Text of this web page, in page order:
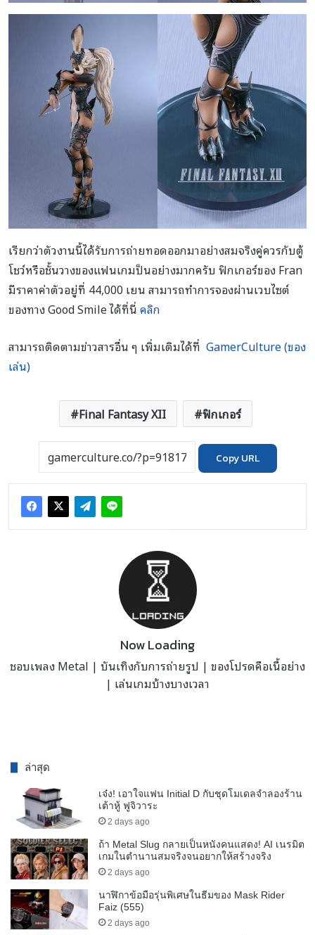
เรียกว่าตัวงานนี้ได้รับการถ่ายทอดออกมาอย่างสมจริงคู่ควรกับตู้
โชว์หรือชั้นวางของแฟนเกมป็นอย่างมากครับ ฟิกเกอร์ของ Fran
มีราคาค่าตัวอยู่ที่ 44,000 เยน สามารถทำการจองผ่านเวบไซต์
ของทาง Good Smile ได้ที่นี่คลิก
สามารถติดตามข่าวสารอื่น ๆ เพิ่มเติมได้ที่ GamerCulture (ของ
เล่น)
Final Fantasy XII ฟิกเกอร์
Copy URL
Now Loading
ชอบเพลง Metal | บันเทิงกับการถ่ายรูป | ของโปรดคือเนื้อย่าง
| เล่นเกมบ้างบางเวลา
ล่าสุด
เจ๋ง! เอาใจแฟน Initial D กับชุดโมเดลจำลองร้าน
เต้าหู้ ฟูจิวาระ
2 days ago
ถ้า Metal Slug กลายเป็นหนังคนแสดง! AI เนรมิต
เกมในตำนานสมจริงจนอยากให้สร้างจริง
2 days ago
นาฬิกาข้อมือรุ่นพิเศษในธีมของ Mask Rider
Faiz (555)
2 days ago